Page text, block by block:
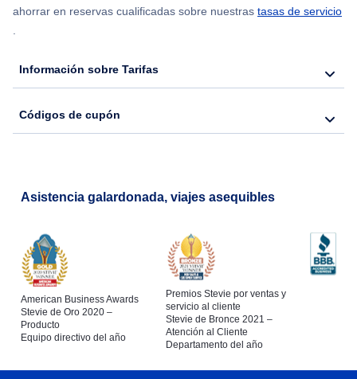
Flights from Nueva York to Seúl
ahorrar en reservas cualificadas sobre nuestras tasas de servicio
.
Información sobre Tarifas
Códigos de cupón
Asistencia galardonada, viajes asequibles
American Business Awards
Stevie de Oro 2020 –
Producto
Equipo directivo del año
Premios Stevie por ventas y
servicio al cliente
Stevie de Bronce 2021 –
Atención al Cliente
Departamento del año